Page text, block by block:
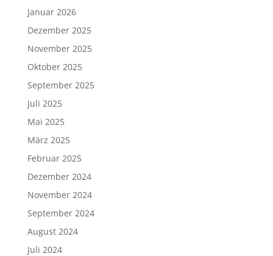
Januar 2026
Dezember 2025
November 2025
Oktober 2025
September 2025
Juli 2025
Mai 2025
März 2025
Februar 2025
Dezember 2024
November 2024
September 2024
August 2024
Juli 2024